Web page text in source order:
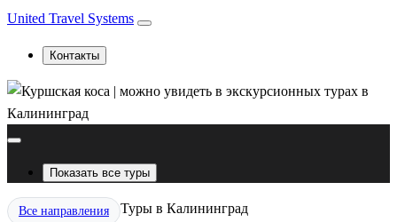
United Travel Systems
Контакты
Показать все туры
Все направления Туры в Калининград